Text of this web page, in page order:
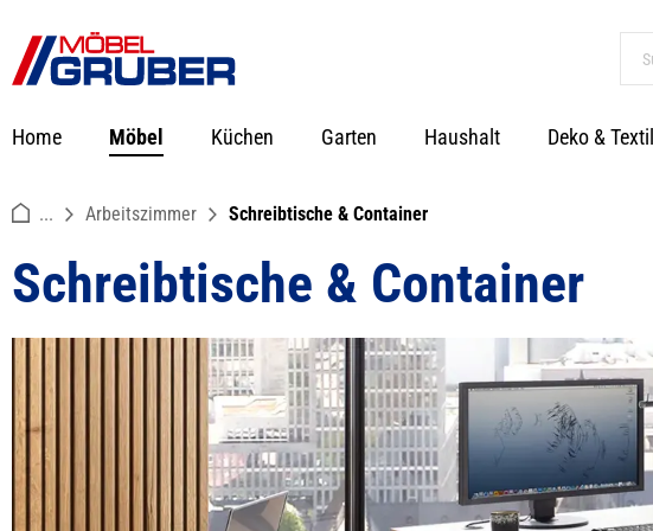
Zur Hauptnavigation springen
Home Möbel Küchen Garten Haushalt Deko &
... Arbeitszimmer Schreibtische & Container
Schreibtische & Container